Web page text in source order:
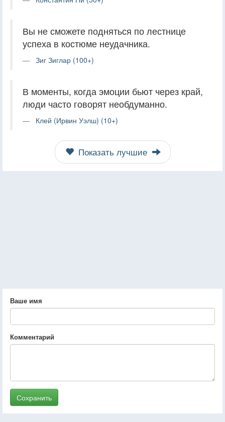
Вы не сможете подняться по лестнице
успеха в костюме неудачника.
Зиг Зиглар (100+)
В моменты, когда эмоции бьют через край,
люди часто говорят необдуманно.
Клей (Ирвин Уэлш) (10+)
Показать лучшие
Ваше имя
Комментарий
Сохранить